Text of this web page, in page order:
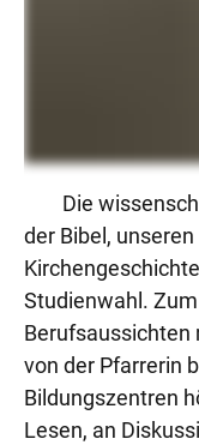
Die
der Bibel,
Studienwahl.
Berufsaussichten
von der Pfarrerin
Bildungszentren
Lesen, an